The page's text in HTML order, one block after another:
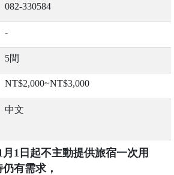
082-330584
-
5間
NT$2,000~NT$3,000
中文
月1日起不主動提供旅宿一次用
有需求，